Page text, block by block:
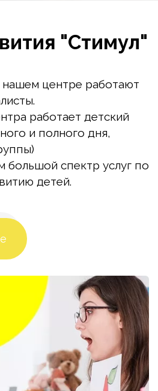
"Стимул"
нашем центре работают
работает детский
и полного дня,
большой спектр услуг по
детей.